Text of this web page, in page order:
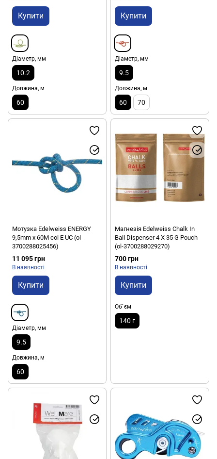
Купити
Діаметр, мм
10.2
Довжина, м
60
Купити
Діаметр, мм
9.5
Довжина, м
60 70
Мотузка Edelweiss ENERGY
9,5mm x 60M col E UC (ol-
3700288025456)
11 095 грн
В наявності
Купити
Діаметр, мм
9.5
Довжина, м
60
Магнезія Edelweiss Chalk In
Ball Dispenser 4 X 35 G Pouch
(ol-3700288029270)
700 грн
В наявності
Купити
Об`єм
140 г